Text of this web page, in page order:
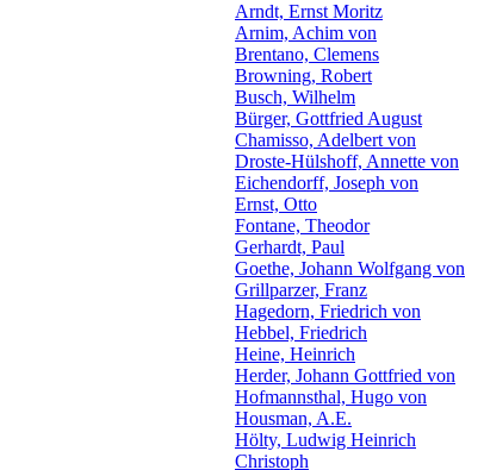
Arndt, Ernst Moritz
Arnim, Achim von
Brentano, Clemens
Browning, Robert
Busch, Wilhelm
Bürger, Gottfried August
Chamisso, Adelbert von
Droste-Hülshoff, Annette von
Eichendorff, Joseph von
Ernst, Otto
Fontane, Theodor
Gerhardt, Paul
Goethe, Johann Wolfgang von
Grillparzer, Franz
Hagedorn, Friedrich von
Hebbel, Friedrich
Heine, Heinrich
Herder, Johann Gottfried von
Hofmannsthal, Hugo von
Housman, A.E.
Hölty, Ludwig Heinrich
Christoph